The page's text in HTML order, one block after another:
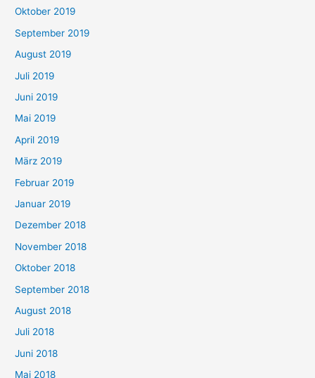
Oktober 2019
September 2019
August 2019
Juli 2019
Juni 2019
Mai 2019
April 2019
März 2019
Februar 2019
Januar 2019
Dezember 2018
November 2018
Oktober 2018
September 2018
August 2018
Juli 2018
Juni 2018
Mai 2018